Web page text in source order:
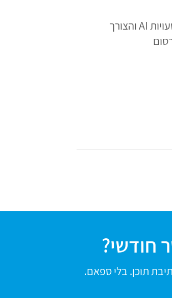
על דוגמאות אמיתיות לטעויות AI והצורך
חודשי?
תוכן. בלי ספאם.